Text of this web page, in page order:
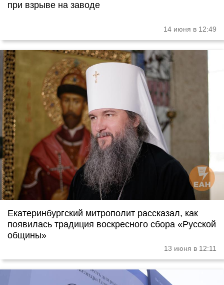
при взрыве на заводе
14 июня в 12:49
Екатеринбургский митрополит рассказал, как
появилась традиция воскресного сбора «Русской
общины»
13 июня в 12:11